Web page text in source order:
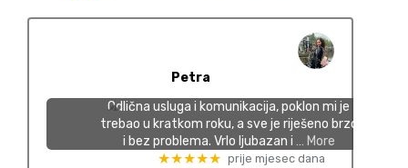
Petra
Odlična usluga i komunikacija, poklon mi je
trebao u kratkom roku, a sve je riješeno brzo
i bez problema. Vrlo ljubazan i … More
★★★★★ prije mjesec dana